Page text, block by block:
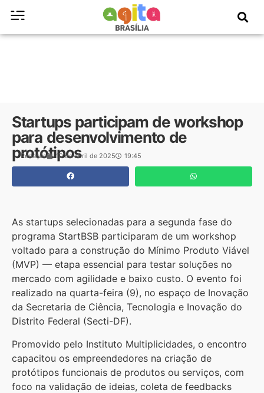
Startups participam de workshop
para desenvolvimento de
protótipos
Redação 10 de abril de 2025 19:45
As startups selecionadas para a segunda fase do
programa StartBSB participaram de um workshop
voltado para a construção do Mínimo Produto Viável
(MVP) — etapa essencial para testar soluções no
mercado com agilidade e baixo custo. O evento foi
realizado na quarta-feira (9), no espaço de Inovação
da Secretaria de Ciência, Tecnologia e Inovação do
Distrito Federal (Secti-DF).
Promovido pelo Instituto Multiplicidades, o encontro
capacitou os empreendedores na criação de
protótipos funcionais de produtos ou serviços, com
foco na validação de ideias, coleta de feedbacks